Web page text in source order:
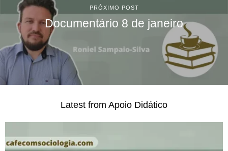
PRÓXIMO POST
Documentário 8 de janeiro
Latest from Apoio Didático